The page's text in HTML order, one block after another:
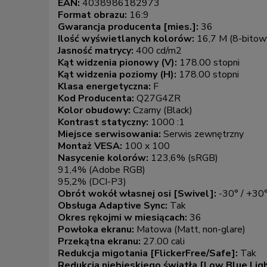
EAN: 4038986182973
Format obrazu: 16:9
Gwarancja producenta [mies.]: 36
Ilość wyświetlanych kolorów: 16,7 M (8-
Jasność matrycy: 400 cd/m2
Kąt widzenia pionowy (V): 178.00 stopni
Kąt widzenia poziomy (H): 178.00 stopni
Klasa energetyczna: F
Kod Producenta: Q27G4ZR
Kolor obudowy: Czarny (Black)
Kontrast statyczny: 1000 :1
Miejsce serwisowania: Serwis zewnętrzny
Montaż VESA: 100 x 100
Nasycenie kolorów: 123,6% (sRGB)
91,4% (Adobe RGB)
95,2% (DCI-P3)
Obrót wokół własnej osi [Swivel]: -30° / +30°
Obsługa Adaptive Sync: Tak
Okres rękojmi w miesiącach: 36
Powłoka ekranu: Matowa (Matt, non-glare)
Przekątna ekranu: 27.00 cali
Redukcja migotania [FlickerFree/Safe]: Tak